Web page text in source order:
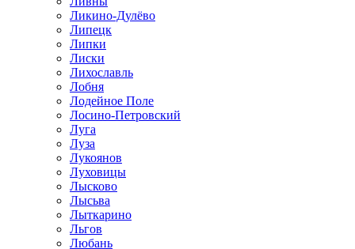
Ликино-Дулёво
Липецк
Липки
Лиски
Лихославль
Лобня
Лодейное Поле
Лосино-Петровский
Луга
Луза
Лукоянов
Луховицы
Лысково
Лысьва
Лыткарино
Льгов
Любань